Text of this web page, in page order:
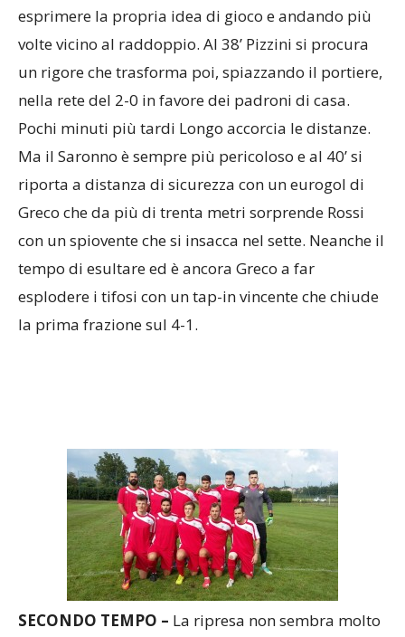
esprimere la propria idea di gioco e andando più
volte vicino al raddoppio. Al 38’ Pizzini si procura
un rigore che trasforma poi, spiazzando il portiere,
nella rete del 2-0 in favore dei padroni di casa.
Pochi minuti più tardi Longo accorcia le distanze.
Ma il Saronno è sempre più pericoloso e al 40’ si
riporta a distanza di sicurezza con un eurogol di
Greco che da più di trenta metri sorprende Rossi
con un spiovente che si insacca nel sette. Neanche il
tempo di esultare ed è ancora Greco a far
esplodere i tifosi con un tap-in vincente che chiude
la prima frazione sul 4-1.
SECONDO TEMPO – La ripresa non sembra molto